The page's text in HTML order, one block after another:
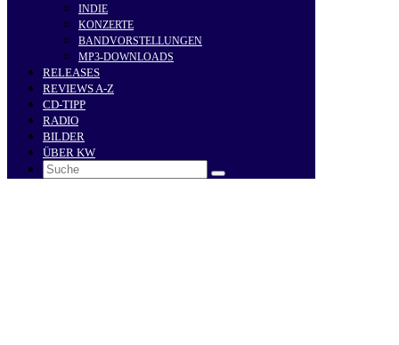
INDIE
KONZERTE
BANDVORSTELLUNGEN
MP3-DOWNLOADS
RELEASES
REVIEWS A-Z
CD-TIPP
RADIO
BILDER
ÜBER KW
Search